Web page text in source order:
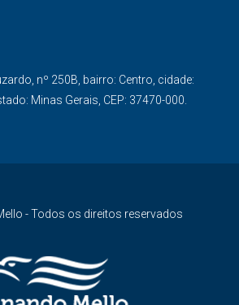
nº 250B, bairro: Centro, cidade:
Minas Gerais, CEP: 37470-000.
- Todos os direitos reservados